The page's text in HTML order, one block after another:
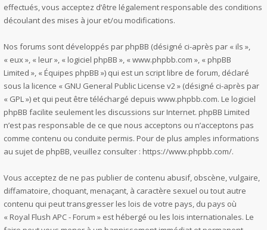
effectués, vous acceptez d’être légalement responsable des conditions
découlant des mises à jour et/ou modifications.
Nos forums sont développés par phpBB (désigné ci-après par « ils »,
« eux », « leur », « logiciel phpBB », « www.phpbb.com », « phpBB
Limited », « Équipes phpBB ») qui est un script libre de forum, déclaré
sous la licence « GNU General Public License v2» (désigné ci-après par
« GPL ») et qui peut être téléchargé depuis www.phpbb.com. Le logiciel
phpBB facilite seulement les discussions sur Internet. phpBB Limited
n’est pas responsable de ce que nous acceptons ou n’acceptons pas
comme contenu ou conduite permis. Pour de plus amples informations
au sujet de phpBB, veuillez consulter : https://www.phpbb.com/.
Vous acceptez de ne pas publier de contenu abusif, obscène, vulgaire,
diffamatoire, choquant, menaçant, à caractère sexuel ou tout autre
contenu qui peut transgresser les lois de votre pays, du pays où
« Royal Flush APC - Forum » est hébergé ou les lois internationales. Le